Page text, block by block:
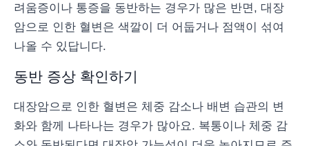
려움증이나 통증을 동반하는 경우가 많은 반면, 대장
암으로 인한 혈변은 색깔이 더 어둡거나 점액이 섞여
나올 수 있답니다.
동반 증상 확인하기
대장암으로 인한 혈변은 체중 감소나 배변 습관의 변
화와 함께 나타나는 경우가 많아요. 복통이나 체중 감